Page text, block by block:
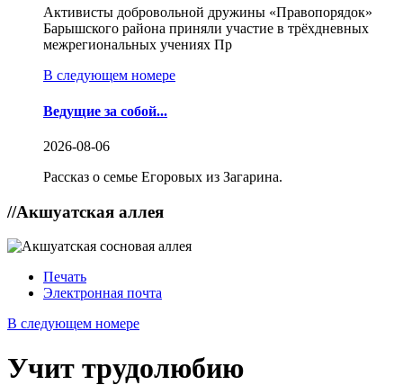
Активисты добровольной дружины «Правопорядок»
Барышского района приняли участие в трёхдневных
межрегиональных учениях Пр
В следующем номере
Ведущие за собой...
2026-08-06
Рассказ о семье Егоровых из Загарина.
//Акшуатская аллея
Печать
Электронная почта
В следующем номере
Учит трудолюбию